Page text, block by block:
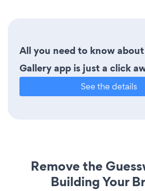
All you need to know
Gallery app is just a click
See the details
Remove the
Building Your